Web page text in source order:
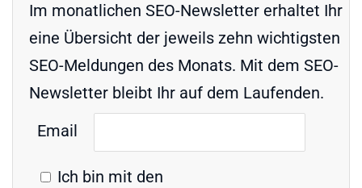
Im monatlichen SEO-Newsletter erhaltet Ihr
eine Übersicht der jeweils zehn wichtigsten
SEO-Meldungen des Monats. Mit dem SEO-
Newsletter bleibt Ihr auf dem Laufenden.
Email
Ich bin mit den